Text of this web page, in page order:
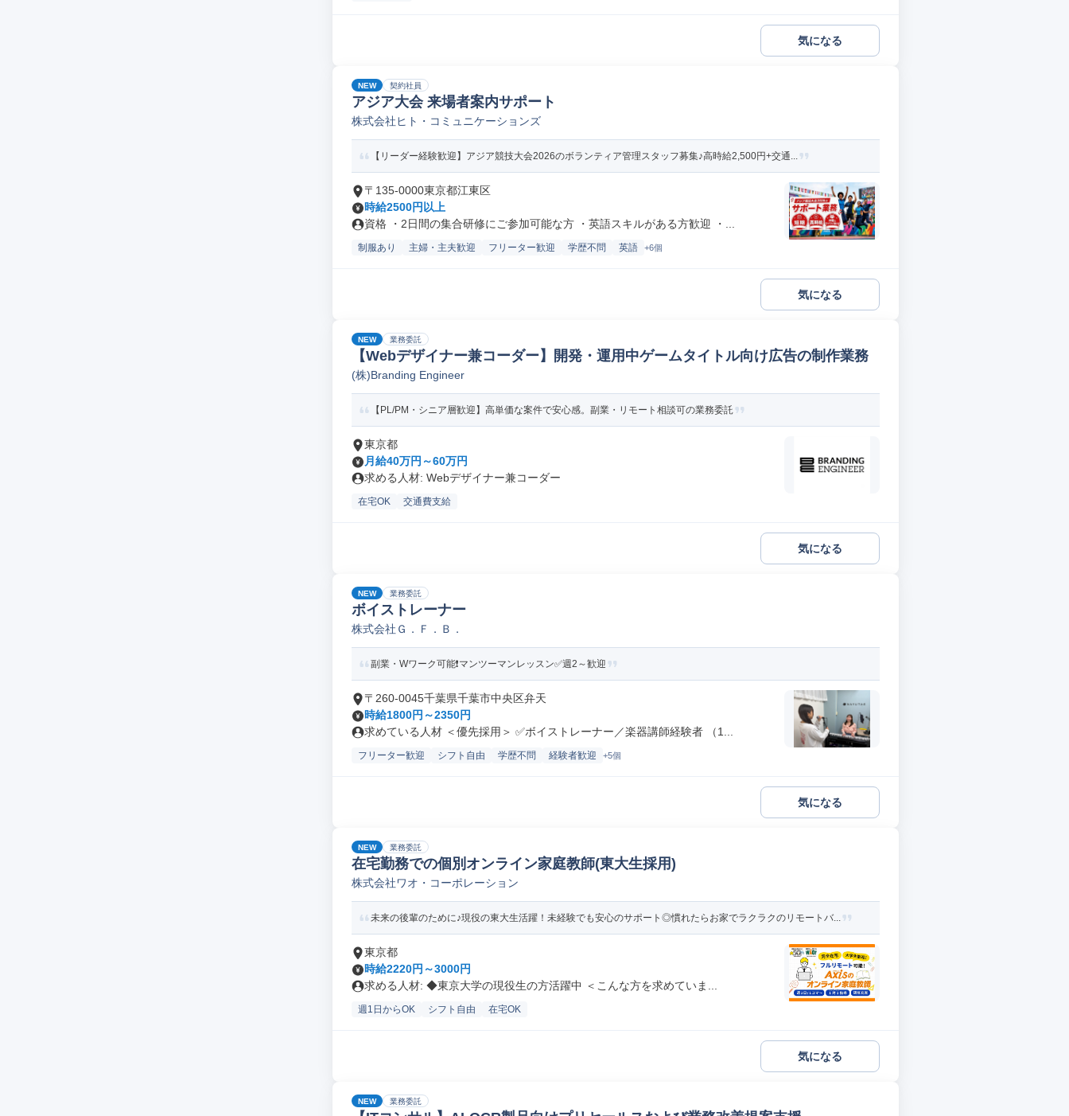
気になる
NEW 契約社員
アジア大会 来場者案内サポート
株式会社ヒト・コミュニケーションズ
【リーダー経験歓迎】アジア競技大会2026のボランティア管理スタッフ募集♪高時給2,500円+交通...
〒135-0000東京都江東区
時給2500円以上
資格 ・2日間の集合研修にご参加可能な方 ・英語スキルがある方歓迎 ・...
制服あり 主婦・主夫歓迎 フリーター歓迎 学歴不問 英語 +6個
気になる
NEW 業務委託
【Webデザイナー兼コーダー】開発・運用中ゲームタイトル向け広告の制作業務
(株)Branding Engineer
【PL/PM・シニア層歓迎】高単価な案件で安心感。副業・リモート相談可の業務委託
東京都
月給40万円～60万円
求める人材: Webデザイナー兼コーダー
在宅OK 交通費支給
気になる
NEW 業務委託
ボイストレーナー
株式会社Ｇ．Ｆ．Ｂ．
副業・Wワーク可能❗マンツーマンレッスン✅週2～歓迎
〒260-0045千葉県千葉市中央区弁天
時給1800円～2350円
求めている人材 ＜優先採用＞ ✅ボイストレーナー／楽器講師経験者 （1...
フリーター歓迎 シフト自由 学歴不問 経験者歓迎 +5個
気になる
NEW 業務委託
在宅勤務での個別オンライン家庭教師(東大生採用)
株式会社ワオ・コーポレーション
未来の後輩のために♪現役の東大生活躍！未経験でも安心のサポート◎慣れたらお家でラクラクのリモートバ...
東京都
時給2220円～3000円
求める人材: ◆東京大学の現役生の方活躍中 ＜こんな方を求めていま...
週1日からOK シフト自由 在宅OK
気になる
NEW 業務委託